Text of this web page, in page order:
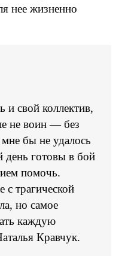
нее жизненно
и свой коллектив,
не воин — без
бы не удалось
готовы в бой
помочь.
с трагической
но самое
каждую
Кравчук.